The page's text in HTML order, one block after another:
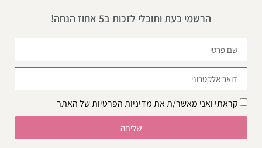
הרשמי כעת ותוכלי לזכות ב5 אחוז הנחה!
קראתי ואני מאשר/ת אתמדיניות הפרטיותשל האתר
שליחה